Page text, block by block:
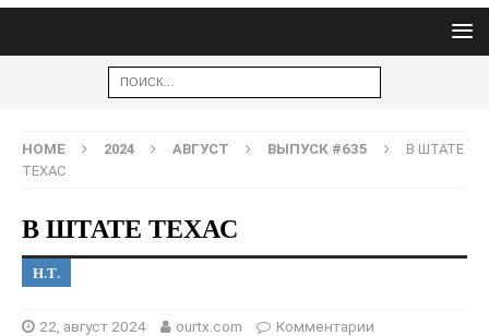
HOME 2024 АВГУСТ ВЫПУСК #635
В ШТАТЕ
ТЕХАС
В ШТАТЕ ТЕХАС
Н.Т.
22, август 2024 ourtx.com
Комментарии